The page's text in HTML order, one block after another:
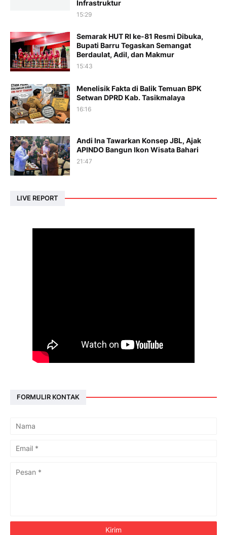
Infrastruktur
15:29
Semarak HUT RI ke-81 Resmi Dibuka,
Bupati Barru Tegaskan Semangat
Berdaulat, Adil, dan Makmur
15:43
Menelisik Fakta di Balik Temuan BPK
Setwan DPRD Kab. Tasikmalaya
16:16
Andi Ina Tawarkan Konsep JBL, Ajak
APINDO Bangun Ikon Wisata Bahari
21:47
LIVE REPORT
FORMULIR KONTAK